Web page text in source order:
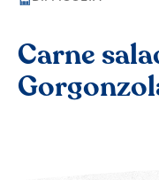
Carne